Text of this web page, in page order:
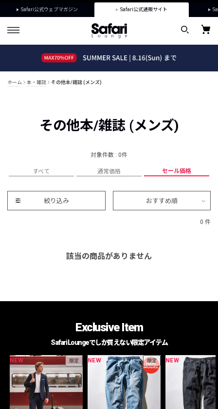
Safari公式ウェブマガジン Safari公式通販サイト
ホーム 本・雑誌 その他本/雑誌 (メンズ)
その他本/雑誌 (メンズ)
対象件数 : 0件
すべて 通常価格 セール価格
絞り込み おすすめ順
0 件
該当の商品がありません
Exclusive Item
Safari Loungeでしか買えない限定アイテム
NEW 限定 NEW 限定 NEW